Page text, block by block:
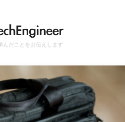
んだことをお伝えします